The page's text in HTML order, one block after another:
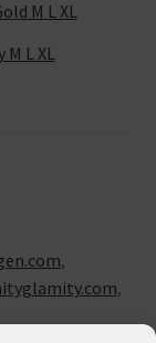
M L XL
L XL
,
,